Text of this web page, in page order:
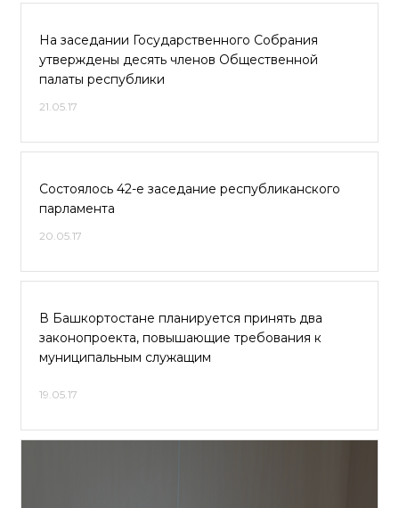
На заседании Государственного Собрания
утверждены десять членов Общественной
палаты республики
21.05.17
Состоялось 42-е заседание республиканского
парламента
20.05.17
В Башкортостане планируется принять два
законопроекта, повышающие требования к
муниципальным служащим
19.05.17